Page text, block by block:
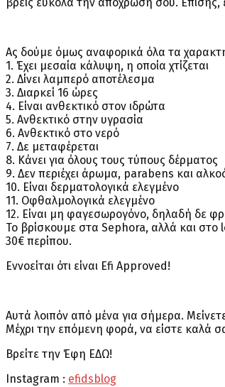
Ας δούμε όμως αναφορικά όλα τα
1. Έχει μεσαία κάλυψη, η οποία χτίζεται
2. Δίνει λαμπερό αποτέλεσμα
3. Διαρκεί 16 ώρες
4. Είναι ανθεκτικό στον ιδρώτα
5. Ανθεκτικό στην υγρασία
6. Ανθεκτικό στο νερό
7. Δε μεταφέρεται
8. Κάνει για όλους τους τύπους δέρματος
9. Δεν περιέχει άρωμα, parabens και
10. Είναι δερματολογικά ελεγμένο
11. Οφθαλμολογικά ελεγμένο
12. Είναι μη φαγεσωρογόνο, δηλαδή δε
Το βρίσκουμε στα Sephora, αλλά και στο
30€ περίπου.
Εννοείται ότι είναι Efi Approved!
Αυτά λοιπόν από μένα για σήμερα.
Μέχρι την επόμενη φορά, να είστε καλά
Βρείτε την Έφη ΕΔΩ!
Instagram : efidsblog